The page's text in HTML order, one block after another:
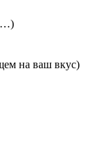
на ваш вкус)